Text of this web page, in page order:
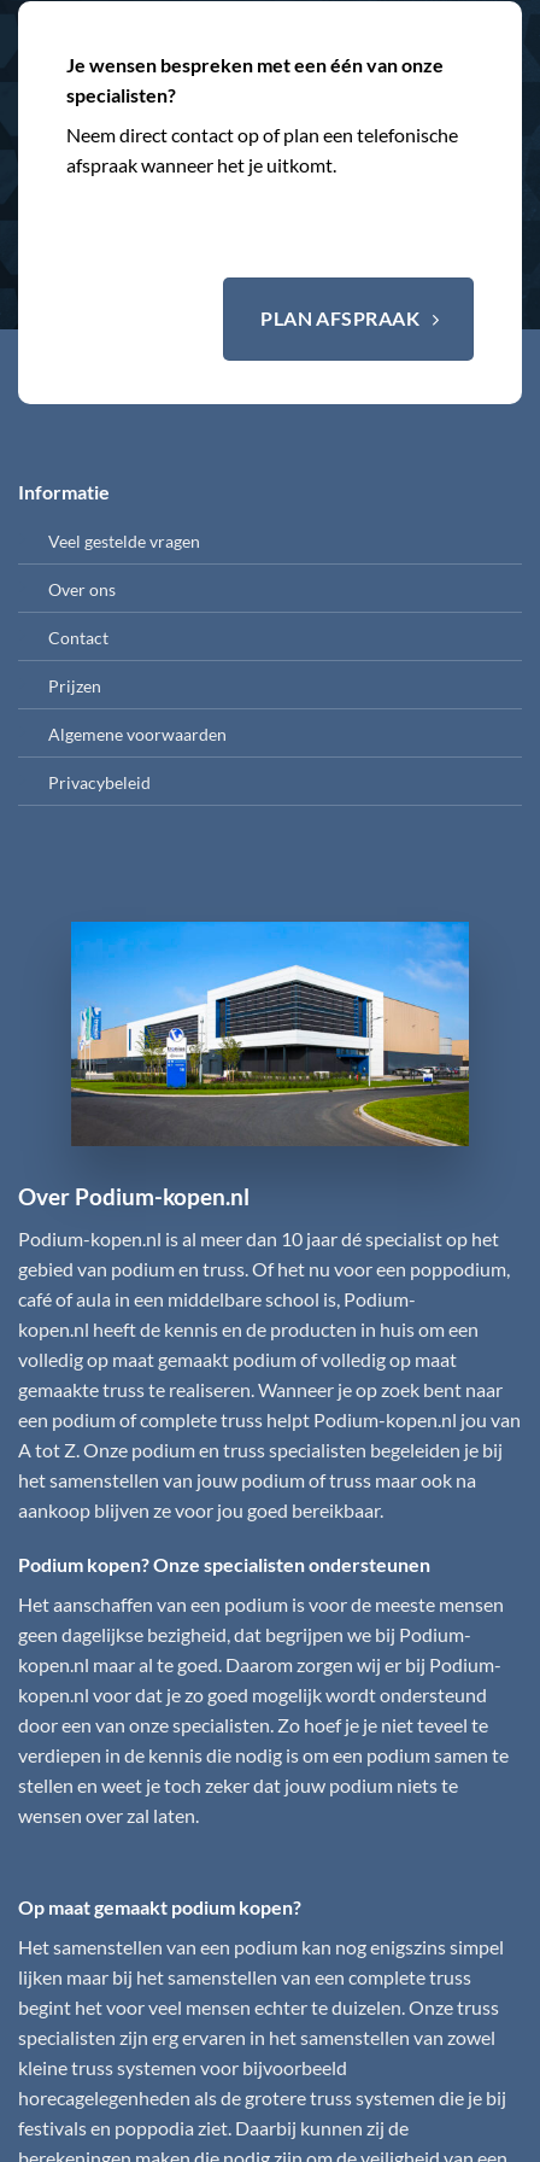
Je wensen bespreken met een één van onze
specialisten?
Neem direct contact op of plan een telefonische
afspraak wanneer het je uitkomt.
PLAN AFSPRAAK
Informatie
Veel gestelde vragen
Over ons
Contact
Prijzen
Algemene voorwaarden
Privacybeleid
Over Podium-kopen.nl
Podium-kopen.nl is al meer dan 10 jaar dé specialist op het
gebied van podium en truss. Of het nu voor een poppodium,
café of aula in een middelbare school is, Podium-
kopen.nl heeft de kennis en de producten in huis om een
volledig op maat gemaakt podium of volledig op maat
gemaakte truss te realiseren. Wanneer je op zoek bent naar
een podium of complete truss helpt Podium-kopen.nl jou van
A tot Z. Onze podium en truss specialisten begeleiden je bij
het samenstellen van jouw podium of truss maar ook na
aankoop blijven ze voor jou goed bereikbaar.
Podium kopen? Onze specialisten ondersteunen
Het aanschaffen van een podium is voor de meeste mensen
geen dagelijkse bezigheid, dat begrijpen we bij Podium-
kopen.nl maar al te goed. Daarom zorgen wij er bij Podium-
kopen.nl voor dat je zo goed mogelijk wordt ondersteund
door een van onze specialisten. Zo hoef je je niet teveel te
verdiepen in de kennis die nodig is om een podium samen te
stellen en weet je toch zeker dat jouw podium niets te
wensen over zal laten.
Op maat gemaakt podium kopen?
Het samenstellen van een podium kan nog enigszins simpel
lijken maar bij het samenstellen van een complete truss
begint het voor veel mensen echter te duizelen. Onze truss
specialisten zijn erg ervaren in het samenstellen van zowel
kleine truss systemen voor bijvoorbeeld
horecagelegenheden als de grotere truss systemen die je bij
festivals en poppodia ziet. Daarbij kunnen zij de